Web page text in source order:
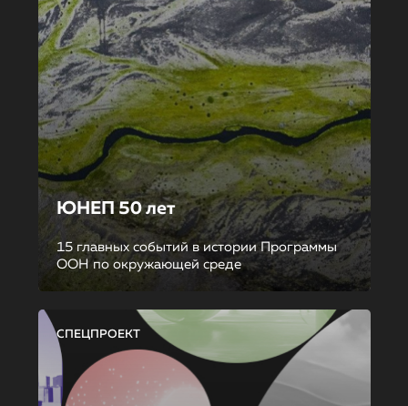
ЮНЕП 50 лет
15 главных событий в истории Программы
ООН по окружающей среде
СПЕЦПРОЕКТ